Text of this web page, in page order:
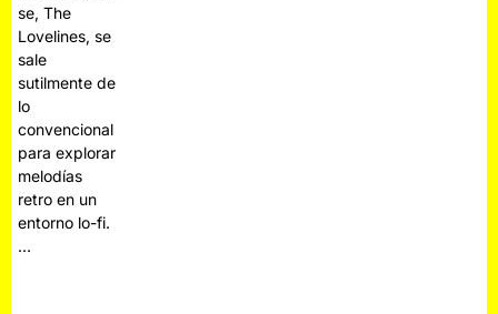
se, The
Lovelines, se
sale
sutilmente de
lo
convencional
para explorar
melodías
retro en un
entorno lo-fi.
…